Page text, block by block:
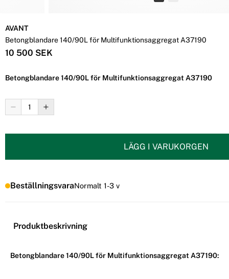
AVANT
Betongblandare 140/90L för Multifunktionsaggregat A37190
10 500 SEK
Betongblandare 140/90L för Multifunktionsaggregat A37190
LÄGG I VARUKORGEN
BeställningsvaraNormalt 1-3 v
Produktbeskrivning
Betongblandare 140/90L för Multifunktionsaggregat A37190: